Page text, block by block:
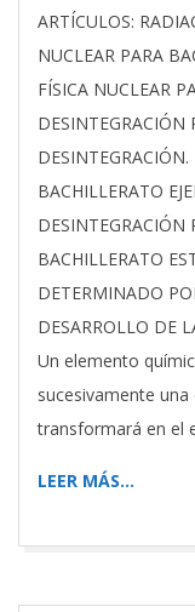
ARTÍCULOS:
NUCLEAR PARA
FÍSICA NUCLEAR
DESINTEGRACIÓN
BACHILLERATO
DESINTEGRACIÓN
BACHILLERATO
DETERMINADO
DESARROLLO DE
Un elemento
sucesivamente
transformará en el
LEER MÁS…